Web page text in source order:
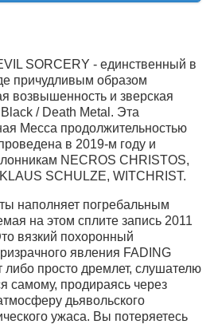
SORCERY - единственный в
причудливым образом
возвышенность и зверская
/ Death Metal. Эта
Месса продолжительностью
в 2019-м году и
NECROS CHRISTOS,
SCHULZE, WITCHRIST.
наполняет погребальным
на этом сплите запись 2011
вязкий похоронный
явления FADING
либо просто дремлет, слушателю
самому, продираясь через
дьявольского
ужаса. Вы потеряетесь